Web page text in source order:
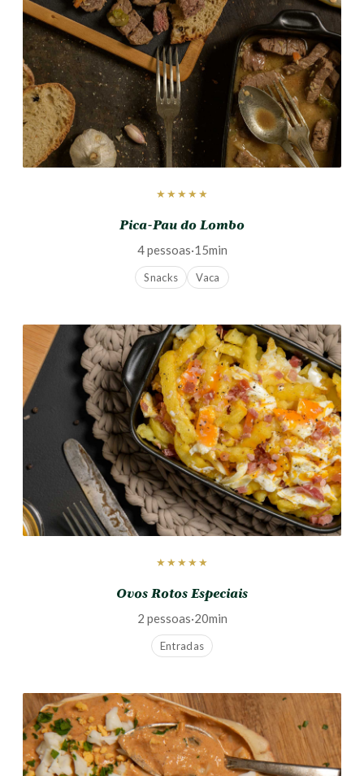
★★★★★
Pica-Pau do Lombo
4 pessoas·15min
Snacks Vaca
★★★★★
Ovos Rotos Especiais
2 pessoas·20min
Entradas